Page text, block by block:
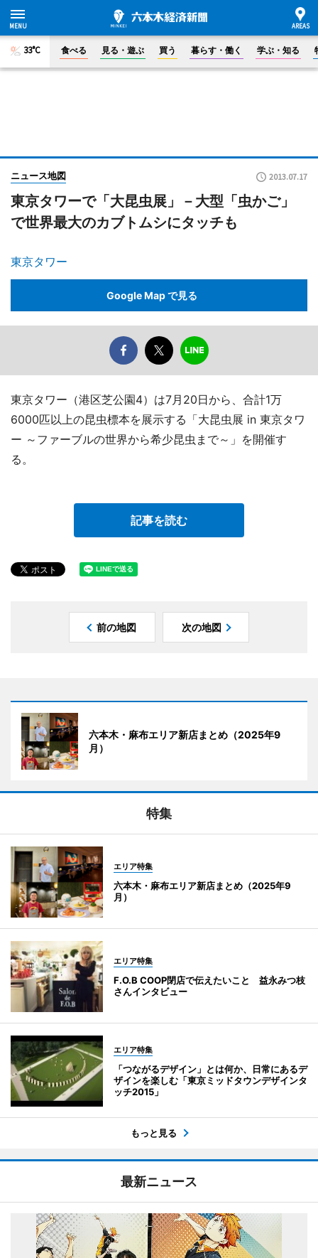
33°C 食べる 見る・遊ぶ 買う 暮らす・働く 学ぶ・知る
ニュース地図 2013.07.17
東京タワーで「大昆虫展」－大型「虫かご」
で世界最大のカブトムシにタッチも
東京タワー
Google Map で見る
東京タワー（港区芝公園4）は7月20日から、合計1万
6000匹以上の昆虫標本を展示する「大昆虫展 in 東京タワ
ー ～ファーブルの世界から希少昆虫まで～」を開催す
る。
記事を読む
前の地図 次の地図
六本木・麻布エリア新店まとめ（2025年9
月）
特集
エリア特集
六本木・麻布エリア新店まとめ（2025年9
月）
エリア特集
F.O.B COOP閉店で伝えたいこと 益永みつ枝
さんインタビュー
エリア特集
「つながるデザイン」とは何か、日常にあるデ
ザインを楽しむ「東京ミッドタウンデザインタ
ッチ2015」
もっと見る
最新ニュース